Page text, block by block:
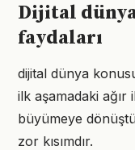
Dijital
faydaları
dijital dünya
ilk aşamadaki
büyümeye
zor kısımdır.